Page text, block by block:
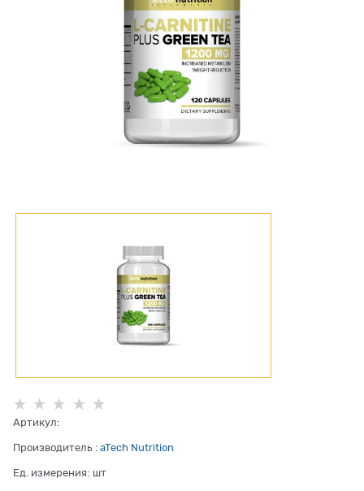
Артикул:
Производитель : aTech Nutrition
Ед. измерения: шт